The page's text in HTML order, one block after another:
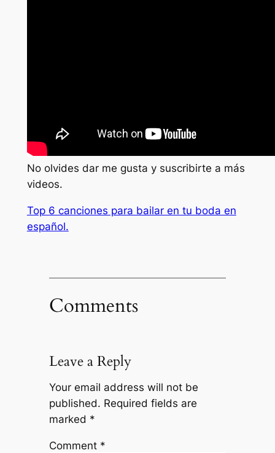
No olvides dar me gusta y suscribirte a más
videos.
Top 6 canciones para bailar en tu boda en
español.
Comments
Leave a Reply
Your email address will not be
published. Required fields are
marked *
Comment *